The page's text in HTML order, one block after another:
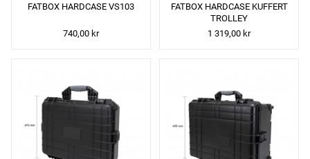
FATBOX HARDCASE VS103
740,00 kr
FATBOX HARDCASE KUFFERT
TROLLEY
1 319,00 kr